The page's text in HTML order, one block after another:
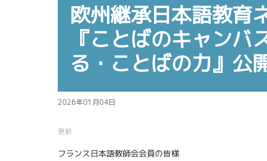
欧州継承日本語教育
『ことばのキャン
る・ことばの力』公
2026年01月04日
更新
フランス日本語教師会会員の皆様